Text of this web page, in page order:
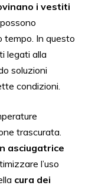
i vestiti
tempo. In questo
legati alla
soluzioni
condizioni.
trascurata.
asciugatrice
l’uso
cura dei